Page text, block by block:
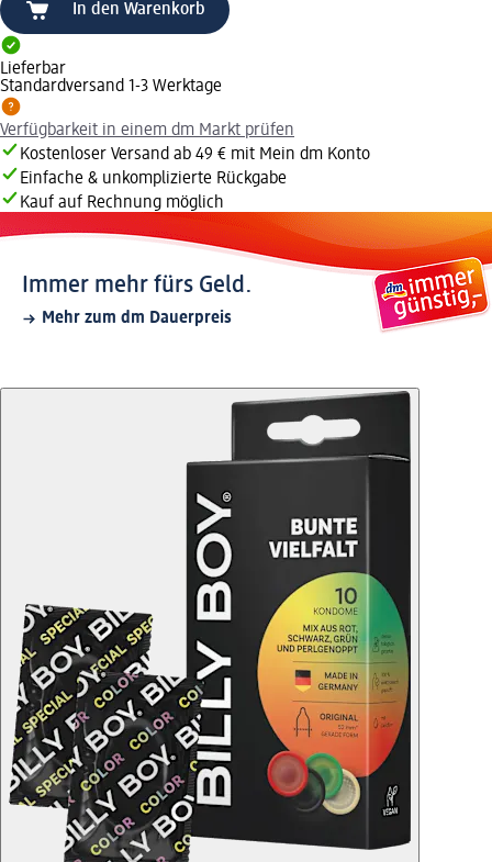
In den Warenkorb
Lieferbar
Standardversand 1-3 Werktage
Verfügbarkeit in einem dm Markt prüfen
Kostenloser Versand ab 49 € mit Mein dm Konto
Einfache & unkomplizierte Rückgabe
Kauf auf Rechnung möglich
Immer mehr fürs Geld.
Mehr zum dm Dauerpreis